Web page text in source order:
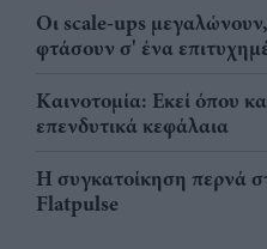
Οι scale-ups
φτάσουν σ' ένα
Καινοτομία: Εκεί όπου
επενδυτικά κεφάλαια
Η συγκατοίκηση περνά
Flatpulse